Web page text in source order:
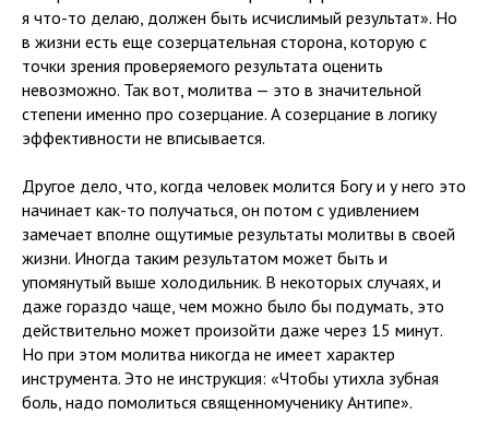
я что-то делаю, должен быть исчислимый результат». Но
в жизни есть еще созерцательная сторона, которую с
точки зрения проверяемого результата оценить
невозможно. Так вот, молитва — это в значительной
степени именно про созерцание. А созерцание в логику
эффективности не вписывается.
Другое дело, что, когда человек молится Богу и у него это
начинает как-то получаться, он потом с удивлением
замечает вполне ощутимые результаты молитвы в своей
жизни. Иногда таким результатом может быть и
упомянутый выше холодильник. В некоторых случаях, и
даже гораздо чаще, чем можно было бы подумать, это
действительно может произойти даже через 15 минут.
Но при этом молитва никогда не имеет характер
инструмента. Это не инструкция: «Чтобы утихла зубная
боль, надо помолиться священномученику Антипе».